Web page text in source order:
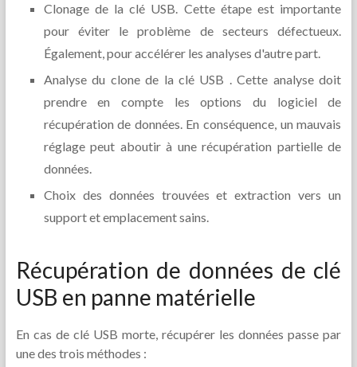
Clonage de la clé USB. Cette étape est importante
pour éviter le problème de secteurs défectueux.
Également, pour accélérer les analyses d'autre part.
Analyse du clone de la clé USB . Cette analyse doit
prendre en compte les options du logiciel de
récupération de données. En conséquence, un mauvais
réglage peut aboutir à une récupération partielle de
données.
Choix des données trouvées et extraction vers un
support et emplacement sains.
Récupération de données de clé
USB en panne matérielle
En cas de clé USB morte, récupérer les données passe par
une des trois méthodes :